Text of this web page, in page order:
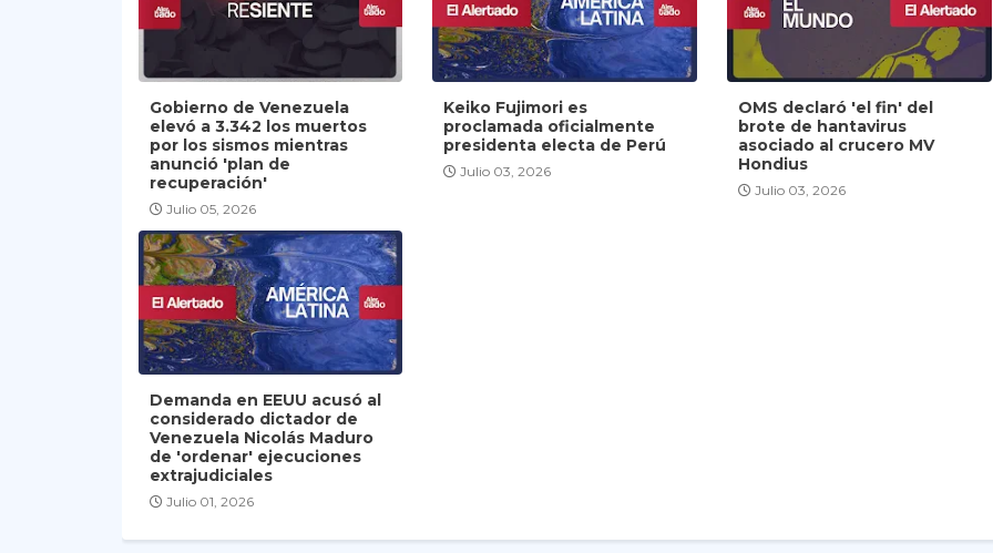
Gobierno de Venezuela
elevó a 3.342 los muertos
por los sismos mientras
anunció 'plan de
recuperación'
Julio 05, 2026
Keiko Fujimori es
proclamada oficialmente
presidenta electa de Perú
Julio 03, 2026
OMS declaró 'el fin' del
brote de hantavirus
asociado al crucero MV
Hondius
Julio 03, 2026
Demanda en EEUU acusó al
considerado dictador de
Venezuela Nicolás Maduro
de 'ordenar' ejecuciones
extrajudiciales
Julio 01, 2026